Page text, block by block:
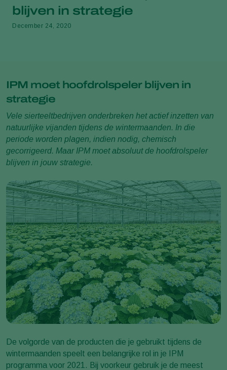
blijven in strategie
December 24, 2020
IPM moet hoofdrolspeler blijven in
strategie
Vele sierteeltbedrijven onderbreken het actief inzetten van
natuurlijke vijanden tijdens de wintermaanden. In die
periode worden plagen, indien nodig, chemisch
gecorrigeerd. Maar IPM moet absoluut de hoofdrolspeler
blijven in jouw strategie.
De volgorde van de producten die je gebruikt tijdens de
wintermaanden speelt een belangrijke rol in je IPM
programma voor 2021. Bij voorkeur gebruik je de meest